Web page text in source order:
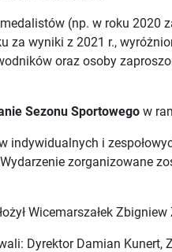
(np. w roku 2020
za wyniki z 2021 r.,
oraz osoby
Sezonu Sportowego w
i
zorganizowane
Wicemarszałek Zbigniew
Dyrektor Damian Kunert,